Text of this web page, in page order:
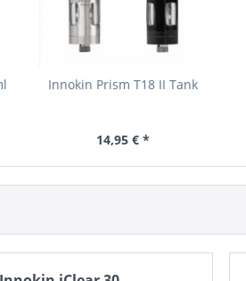
Innokin Prism T18 II Tank
14,95 € *